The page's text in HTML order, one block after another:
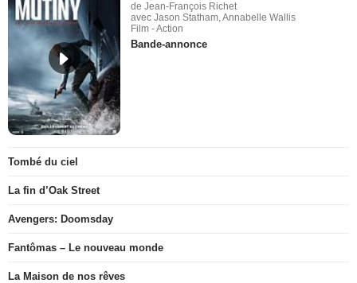
de Jean-François Richet
avec Jason Statham, Annabelle Wallis
Film - Action
Bande-annonce
Tombé du ciel
La fin d’Oak Street
Avengers: Doomsday
Fantômas – Le nouveau monde
La Maison de nos rêves